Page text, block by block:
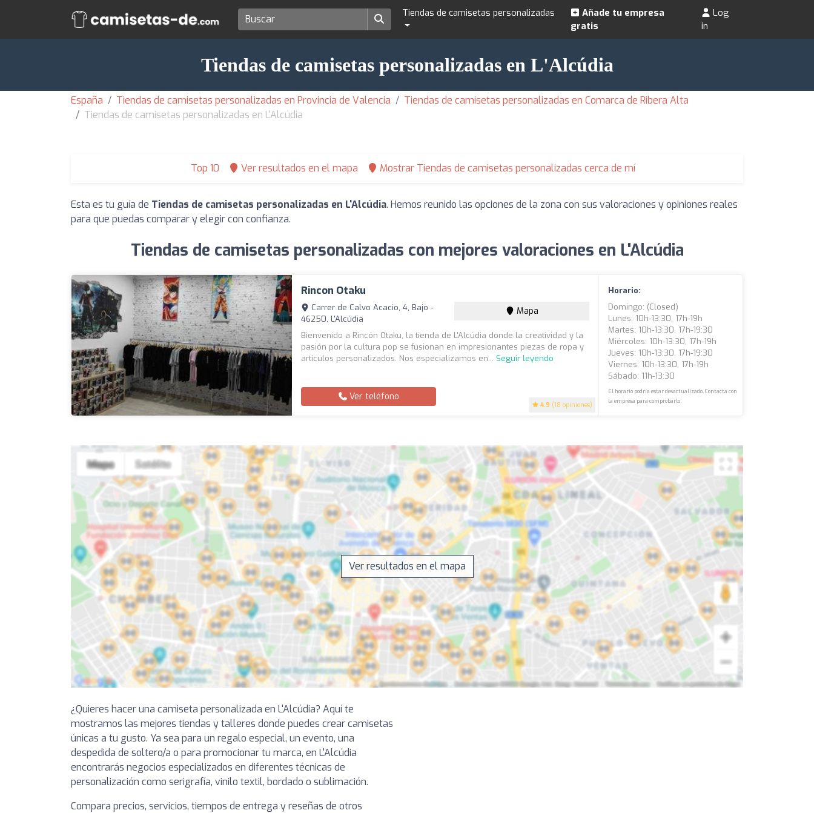
Tiendas de camisetas personalizadas
Añade tu empresa
gratis
Log
in
Tiendas de camisetas personalizadas en L'Alcúdia
España Tiendas de camisetas personalizadas en Provincia de Valencia
Tiendas de camisetas personalizadas en Comarca de Ribera Alta
Tiendas de camisetas personalizadas en L'Alcúdia
Top 10 Ver resultados en el mapa Mostrar Tiendas de camisetas personalizadas cerca de mí
Esta es tu guía de Tiendas de camisetas personalizadas en L'Alcúdia. Hemos reunido las opciones de la zona con sus valoraciones y opiniones reales
para que puedas comparar y elegir con confianza.
Tiendas de camisetas personalizadas con mejores valoraciones en L'Alcúdia
Rincon Otaku
4.9 (18 opiniones)
Carrer de Calvo Acacio, 4, Bajo -
46250, L'Alcúdia
Mapa
Bienvenido a Rincón Otaku, la tienda de L'Alcúdia donde la creatividad y la
pasión por la cultura pop se fusionan en impresionantes piezas de ropa y
artículos personalizados. Nos especializamos en... Seguir leyendo
Ver teléfono
Horario:
Domingo: (closed)
Lunes: 10h-13:30, 17h-19h
Martes: 10h-13:30, 17h-19:30
Miércoles: 10h-13:30, 17h-19h
Jueves: 10h-13:30, 17h-19:30
Viernes: 10h-13:30, 17h-19h
Sábado: 11h-13:30
El horario podría estar desactualizado. Contacta con
la empresa para comprobarlo.
Ver resultados en el mapa
¿Quieres hacer una camiseta personalizada en L'Alcúdia? Aquí te
mostramos las mejores tiendas y talleres donde puedes crear camisetas
únicas a tu gusto. Ya sea para un regalo especial, un evento, una
despedida de soltero/a o para promocionar tu marca, en L'Alcúdia
encontrarás negocios especializados en diferentes técnicas de
personalización como serigrafía, vinilo textil, bordado o sublimación.
Compara precios, servicios, tiempos de entrega y reseñas de otros